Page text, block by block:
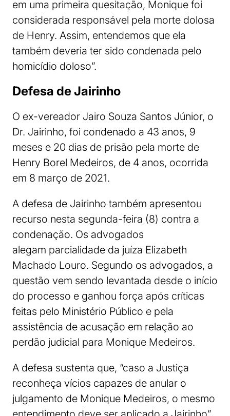
em uma primeira quesitação, Monique foi
considerada responsável pela morte dolosa
de Henry. Assim, entendemos que ela
também deveria ter sido condenada pelo
homicídio doloso”.
Defesa de Jairinho
O ex-vereador Jairo Souza Santos Júnior, o
Dr. Jairinho, foi condenado a 43 anos, 9
meses e 20 dias de prisão pela morte de
Henry Borel Medeiros, de 4 anos, ocorrida
em 8 março de 2021.
A defesa de Jairinho também apresentou
recurso nesta segunda-feira (8) contra a
condenação. Os advogados
alegam parcialidade da juíza Elizabeth
Machado Louro. Segundo os advogados, a
questão vem sendo levantada desde o início
do processo e ganhou força após críticas
feitas pelo Ministério Público e pela
assistência de acusação em relação ao
perdão judicial para Monique Medeiros.
A defesa sustenta que, “caso a Justiça
reconheça vícios capazes de anular o
julgamento de Monique Medeiros, o mesmo